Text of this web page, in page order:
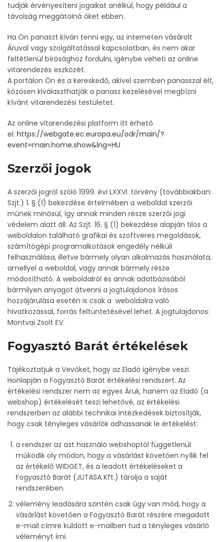
tudják érvényesíteni jogaikat anélkül, hogy például a
távolság meggátolná őket ebben.
Ha Ön panaszt kíván tenni egy, az interneten vásárolt
Áruval vagy szolgáltatással kapcsolatban, és nem akar
feltétlenül bírósághoz fordulni, igénybe veheti az online
vitarendezés eszközét.
A portálon Ön és a kereskedő, akivel szemben panasszal élt,
közösen kiválaszthatják a panasz kezelésével megbízni
kívánt vitarendezési testületet.
Az online vitarendezési platform itt érhető
el: https://webgate.ec.europa.eu/odr/main/?
event=main.home.show&lng=HU
Szerzői jogok
A szerzői jogról szóló 1999. évi LXXVI. törvény (továbbiakban:
Szjt.) 1. § (1) bekezdése értelmében a weboldal szerzői
műnek minősül, így annak minden része szerzői jogi
védelem alatt áll. Az Szjt. 16. § (1) bekezdése alapján tilos a
weboldalon található grafikai és szoftveres megoldások,
számítógépi programalkotások engedély nélküli
felhasználása, illetve bármely olyan alkalmazás használata,
amellyel a weboldal, vagy annak bármely része
módosítható. A weboldalról és annak adatbázisából
bármilyen anyagot átvenni a jogtulajdonos írásos
hozzájárulása esetén is csak a weboldalra való
hivatkozással, forrás feltüntetésével lehet. A jogtulajdonos:
Montvai Zsolt EV.
Fogyasztó Barát értékelések
Tájékoztatjuk a Vevőket, hogy az Eladó igénybe veszi
Honlapján a Fogyasztó Barát értékelési rendszert. Az
értékelési rendszer nem az egyes Áruk, hanem az Eladó (a
webshop) értékelését teszi lehetővé, az értékelési
rendszerben az alábbi technikai intézkedések biztosítják,
hogy csak tényleges vásárlók adhassanak le értékelést:
a rendszer az azt használó webshoptól függetlenül
működik oly módon, hogy a vásárlást követően nyílik fel
az értékelő WIDGET, és a leadott értékeléseket a
Fogyasztó Barát (JUTASA Kft.) tárolja a saját
rendszerében.
vélemény leadására szintén csak úgy van mód, hogy a
vásárlást követően a Fogyasztó Barát részére megadott
e-mail címre küldött e-mailben tud a tényleges vásárló
véleményt írni.